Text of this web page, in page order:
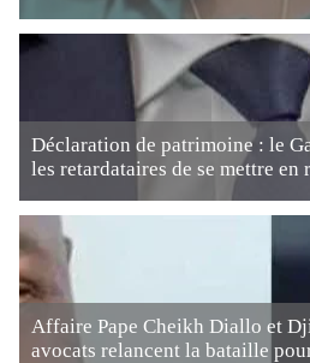
Déclaration de patrimoine : le
les retardataires de se mettre en
Affaire Pape Cheikh Diallo et
avocats relancent la bataille